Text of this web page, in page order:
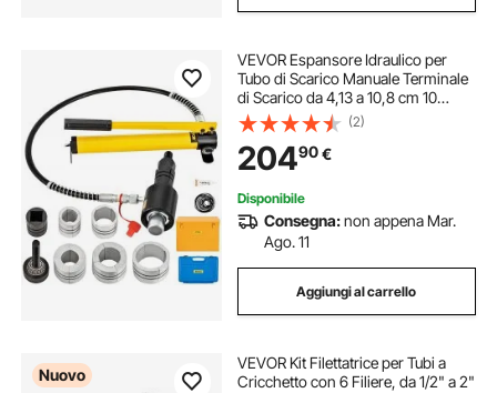
VEVOR Espansore Idraulico per
Tubo di Scarico Manuale Terminale
di Scarico da 4,13 a 10,8 cm 10
Tonnellate
(2)
20490€
Disponibile
Consegna:non appena Mar.
Ago. 11
Aggiungi al carrello
Nuovo
VEVOR Kit Filettatrice per Tubi a
Cricchetto con 6 Filiere, da 1/2" a 2"